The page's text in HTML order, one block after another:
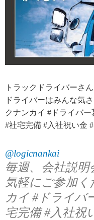
トラックドライバーさ
ドライバーはみんな気
クナンカイ #ドライバ
#社宅完備 #入社祝い金
@logicnankai
毎週、会社説
気軽にご参加
カイ #ドライバ
宅完備 #入社祝